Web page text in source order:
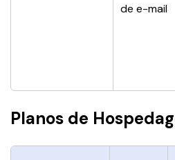
de e-mail
Planos de